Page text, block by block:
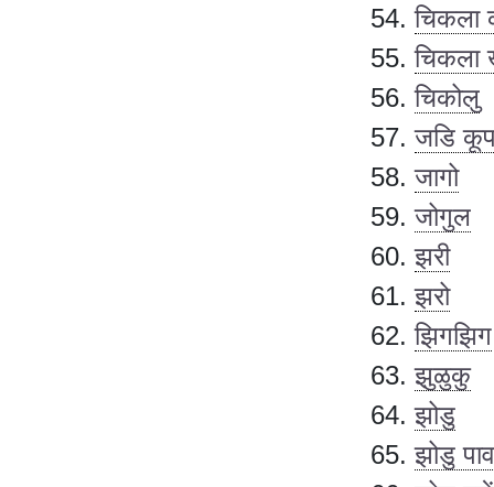
चिकला
चिकला
चिकोलु
जडि
जागो
जोगुल
झरी
झरो
झिगझिग
झुळुकु
झोडु
झोडु